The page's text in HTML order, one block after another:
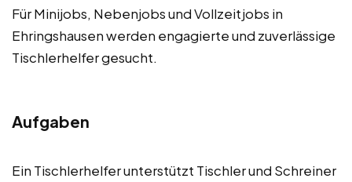
Für Minijobs, Nebenjobs und Vollzeitjobs in
Ehringshausen werden engagierte und zuverlässige
Tischlerhelfer gesucht.
Aufgaben
Ein Tischlerhelfer unterstützt Tischler und Schreiner